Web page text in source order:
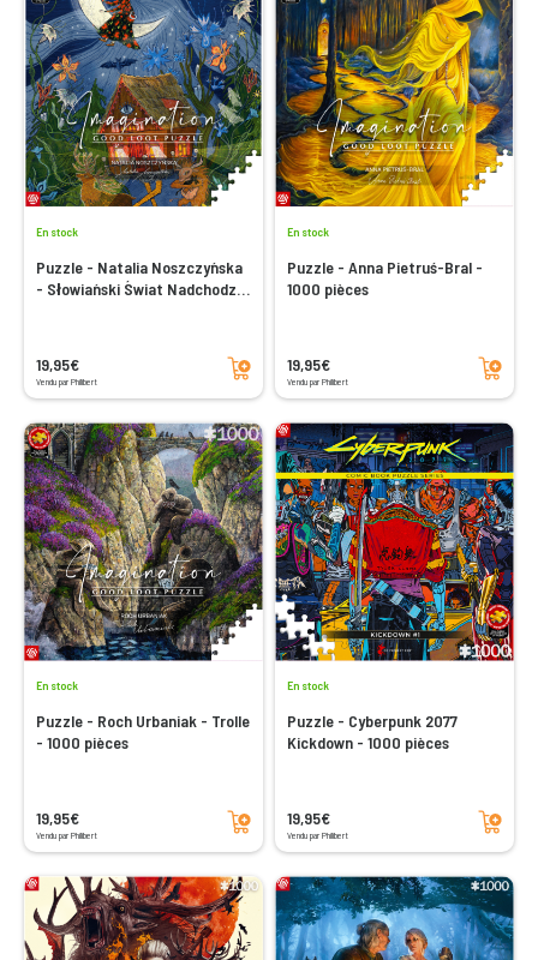
En stock
Puzzle - Natalia Noszczyńska
- Słowiański Świat Nadchodzi -
19,95€
Vendu par Philibert
Ajouter au panier
En stock
Puzzle - Anna Pietruś-Bral -
1000 pièces
19,95€
Vendu par Philibert
Ajouter au panier
En stock
Puzzle - Roch Urbaniak - Trolle
- 1000 pièces
19,95€
Vendu par Philibert
Ajouter au panier
En stock
Puzzle - Cyberpunk 2077
Kickdown - 1000 pièces
19,95€
Vendu par Philibert
Ajouter au panier